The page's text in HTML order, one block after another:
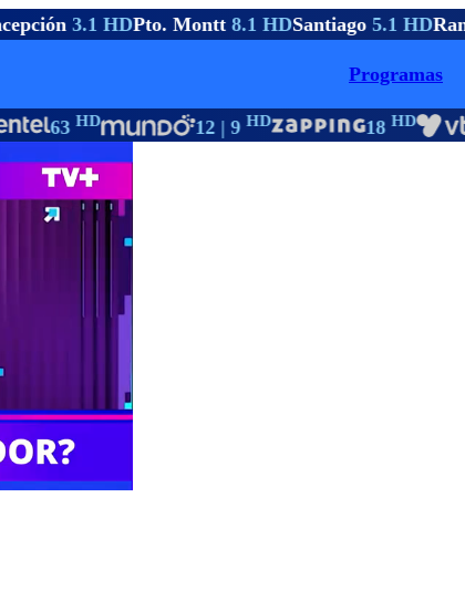
3.1 HDPto. Montt8.1 HDSantiago5.1 HD
Programas
63HD 12 | 9HD 18HD